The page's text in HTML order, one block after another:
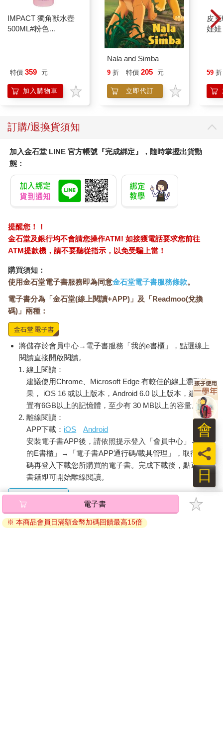
IMPACT 獨角獸水壺
500ML#粉色
特價 359 元
加入購物車
Nala and Simba
9 折 特價 205 元
立即代訂
皮
娃
易
59 折
訂購/退換貨須知
加入金石堂 LINE 官方帳號『完成綁定』，隨時掌握出貨動
態：
提醒您！！
金石堂及銀行均不會請您操作ATM! 如接獲電話要求您前往
ATM提款機，請不要聽從指示，以免受騙上當！
購買須知：
使用金石堂電子書服務即為同意金石堂電子書服務條款。
電子書分為「金石堂(線上閱讀+APP)」及「Readmoo(兌換
碼)」兩種：
將儲存於會員中心→電子書服務「我的e書櫃」，點選線上
閱讀直接開啟閱讀。
線上閱讀：
建議使用Chrome、Microsoft Edge 有較佳的線上瀏覽效
果， iOS 16 或以上版本，Android 6.0 以上版本，建議裝
置有6GB以上的記憶體，至少有 30 MB以上的容量。
離線閱讀：
APP下載： iOS
Android
安裝電子書APP後，請依照提示登入「會員中心」→「我
的E書櫃」→「電子書APP通行碼/載具管理」，取得通行
碼再登入下載您所購買的電子書。完成下載後，點選任一
書籍即可開始離線閱讀。
請至會員中心→電子書服務「我的e書櫃」領取複製『兌換
碼』至電子書服務商Readmoo進行兌換。
電子書
※ 本商品會員日滿額金幣加碼回饋最高15倍
日
員
會